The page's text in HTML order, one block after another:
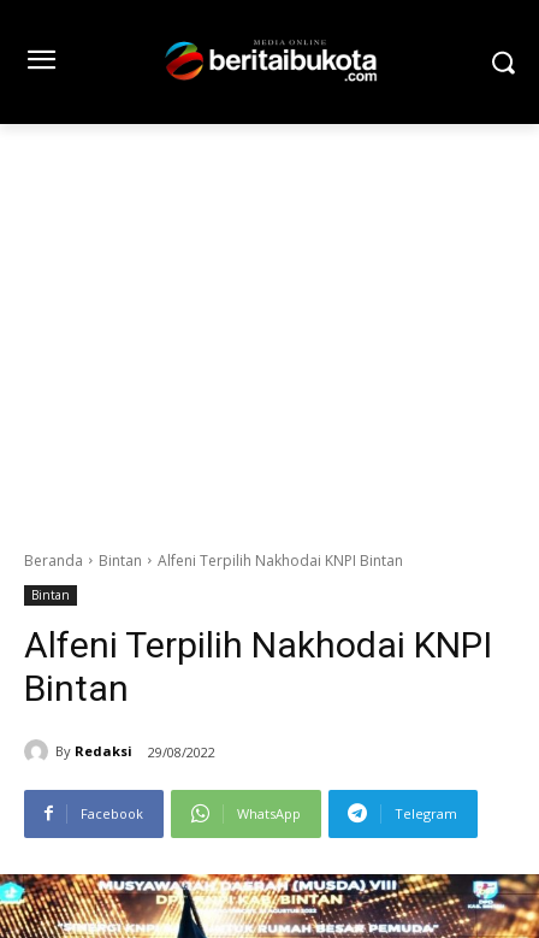
Beranda Bintan Alfeni Terpilih Nakhodai KNPI Bintan
Bintan
Alfeni Terpilih Nakhodai KNPI
Bintan
By Redaksi 29/08/2022
Facebook WhatsApp Telegram